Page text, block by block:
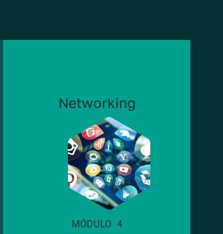
Networking
MÓDULO 4